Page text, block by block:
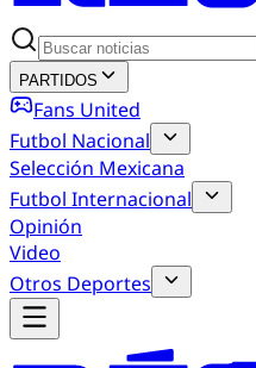
PARTIDOS
Fans United
Futbol Nacional
Selección Mexicana
Futbol Internacional
Opinión
Video
Otros Deportes